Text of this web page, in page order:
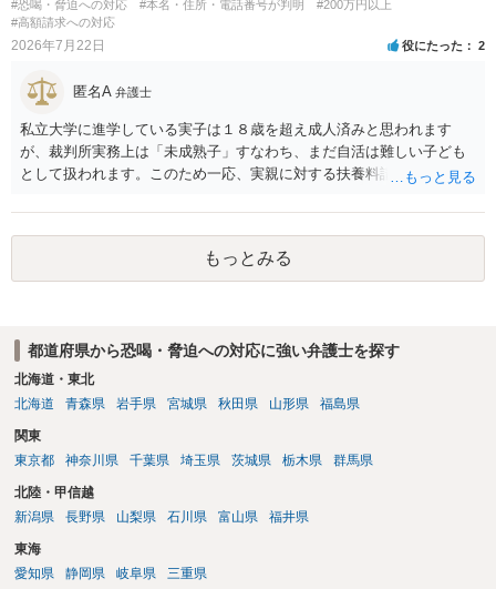
#恐喝・脅迫への対応 #本名・住所・電話番号が判明
#200万円以上
#高額請求への対応
2026年7月22日 役にたった 2
匿名A 弁護士
私立大学に進学している実子は１８歳を超え成人済みと思われます
が、裁判所実務上は「未成熟子」すなわち、まだ自活は難しい子ども
として扱われます。このため一応、実親に対する扶養料請求として法
者宛に養育費を支払っており、当該養育費は実子の進学費用の趣旨も
一部含まれています。また、私立大学進学について貴殿が了解したわ
けではないという事情も存在します。 こうした場合には、支払を拒ん
だとしても学費の請求が裁判所によって強制される可能性は低いとい
もっとみる
都道府県から恐喝・脅迫への対応に強い弁護士を探す
北海道・東北
北海道
青森県 岩手県 宮城県 秋田県 山形県 福島県
関東
東京都
神奈川県 千葉県 埼玉県 茨城県 栃木県 群馬県
北陸・甲信越
新潟県
長野県 山梨県 石川県 富山県 福井県
東海
愛知県
静岡県 岐阜県 三重県